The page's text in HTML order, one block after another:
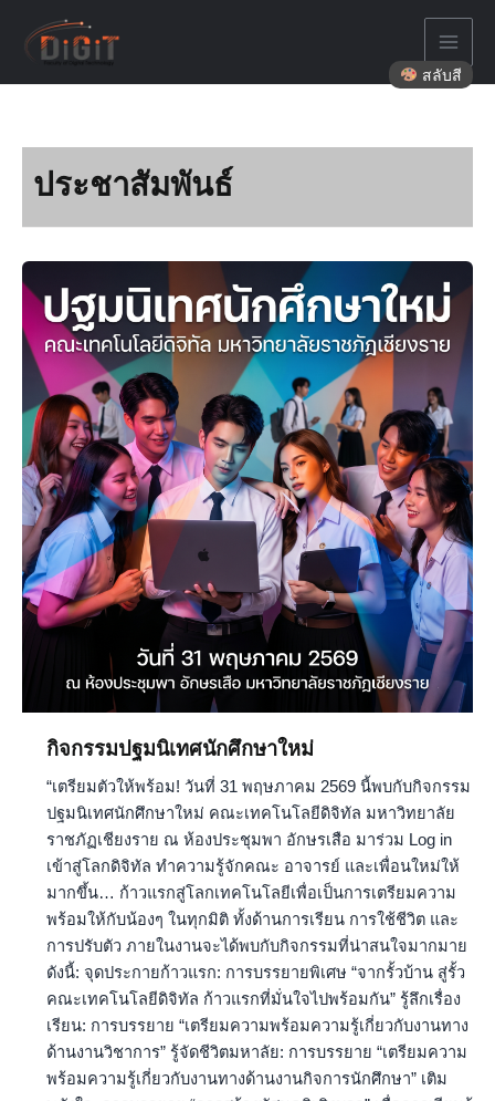
content
ประชาสัมพันธ์
กิจกรรมปฐมนิเทศนักศึกษาใหม่
“เตรียมตัวให้พร้อม! วันที่ 31 พฤษภาคม 2569 นี้พบกับกิจกรรม
ปฐมนิเทศนักศึกษาใหม่ คณะเทคโนโลยีดิจิทัล มหาวิทยาลัย
ราชภัฏเชียงราย ณ ห้องประชุมพา อักษรเสือ มาร่วม Log in
เข้าสู่โลกดิจิทัล ทำความรู้จักคณะ อาจารย์ และเพื่อนใหม่ให้
มากขึ้น… ก้าวแรกสู่โลกเทคโนโลยีเพื่อเป็นการเตรียมความ
พร้อมให้กับน้องๆ ในทุกมิติ ทั้งด้านการเรียน การใช้ชีวิต และ
การปรับตัว ภายในงานจะได้พบกับกิจกรรมที่น่าสนใจมากมาย
ดังนี้: จุดประกายก้าวแรก: การบรรยายพิเศษ “จากรั้วบ้าน สู่รั้ว
คณะเทคโนโลยีดิจิทัล ก้าวแรกที่มั่นใจไปพร้อมกัน” รู้ลึกเรื่อง
เรียน: การบรรยาย “เตรียมความพร้อมความรู้เกี่ยวกับงานทาง
ด้านงานวิชาการ” รู้จัดชีวิตมหาลัย: การบรรยาย “เตรียมความ
พร้อมความรู้เกี่ยวกับงานทางด้านงานกิจการนักศึกษา” เติม
ปฐมนิเทศ
นักศึกษา
ใหม่
สลับสี